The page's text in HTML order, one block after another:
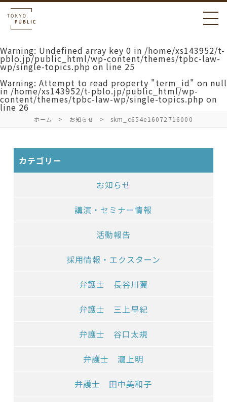
Warning: Undefined array key 0 in /home/xs143952/t-
pblo.jp/public_html/wp-content/themes/tpbc-law-
wp/single-topics.php on line 25
Warning: Attempt to read property "term_id" on null
in /home/xs143952/t-pblo.jp/public_html/wp-
content/themes/tpbc-law-wp/single-topics.php on
line 26
ホーム お知らせ skm_c654e16072716000
カテゴリー
お知らせ
講演・セミナー情報
活動報告
採用情報・エクスターン
弁護士 長谷川翼
弁護士 三上早紀
弁護士 谷口太規
弁護士 瀧上明
弁護士 田中美和子